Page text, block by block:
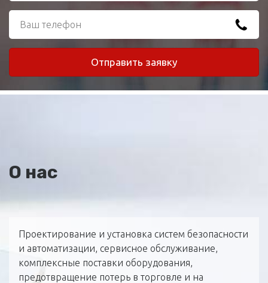
О нас
Проектирование и установка систем безопасности
и автоматизации, сервисное обслуживание,
комплексные поставки оборудования,
предотвращение потерь в торговле и на